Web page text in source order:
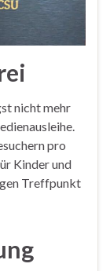
nicht mehr
pro
Kinder und
Treffpunkt